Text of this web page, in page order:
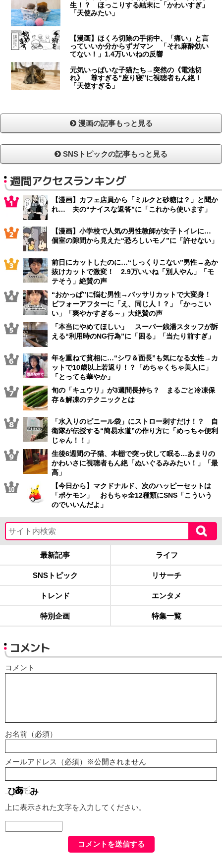
生！？ ほっこりする結末に「かわいすぎ」
「天使みたい」
【漫画】ほくろ切除の手術中、「痛い」と言
っていいか分からずガマン 「それ麻酔効い
てない！」1.4万いいねの反響
元気いっぱいな子猫たち→突然の《電池切
れ》 尊すぎる“座り寝”に視聴者もん絶！
「天使すぎる」
漫画の記事もっと見る
SNSトピックの記事もっと見る
週間アクセスランキング
【漫画】カフェ店員から「ミルクと砂糖は？」と聞か
れ… 夫の“ナイスな返答”に「これから使います」
【漫画】小学校で人気の男性教師が女子トイレに…
個室の隙間から見えた“恐ろしいモノ”に「許せない」
前日にカットしたのに…“しっくりこない”男性→あか
抜けカットで激変！ 2.9万いいね「別人やん」「モ
テそう」絶賛の声
“おかっぱ”に悩む男性→バッサリカットで大変身！
ビフォーアフターに「え、同じ人！？」「かっこい
い」「爽やかすぎる～」大絶賛の声
「本当にやめてほしい」 スーパー銭湯スタッフが訴
える“利用時のNG行為”に「困る」「当たり前すぎ」
年を重ねて貧相に…“シワ＆面長”も気になる女性→カ
ットで10歳以上若返り！？「めちゃくちゃ美人に」
「とっても華やか」
旬の「キュウリ」が3週間長持ち？ まるごと冷凍保
存＆解凍のテクニックとは
「水入りのビニール袋」にストロー刺すだけ！？ 自
衛隊が伝授する“簡易水道”の作り方に「めっちゃ便利
じゃん！！」
生後6週間の子猫、本棚で突っ伏して眠る…あまりの
かわいさに視聴者もん絶「ぬいぐるみみたい！」「最
高」
【今日から】マクドナルド、次のハッピーセットは
「ポケモン」 おもちゃ全12種類にSNS「こういう
のでいいんだよ」
最新記事 ライフ
SNSトピック リサーチ
トレンド エンタメ
特別企画 特集一覧
コメント
コメント
お名前（必須）
メールアドレス（必須）※公開されません
上に表示された文字を入力してください。